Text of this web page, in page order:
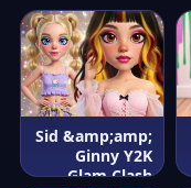
Sid &amp;amp;
Ginny Y2K
Glam Clash